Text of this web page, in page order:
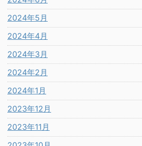
2024年5月
2024年4月
2024年3月
2024年2月
2024年1月
2023年12月
2023年11月